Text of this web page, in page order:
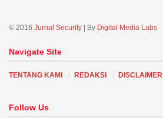
© 2016 Jurnal Security | By Digital Media Labs
Navigate Site
TENTANG KAMI REDAKSI DISCLAIMER
Follow Us